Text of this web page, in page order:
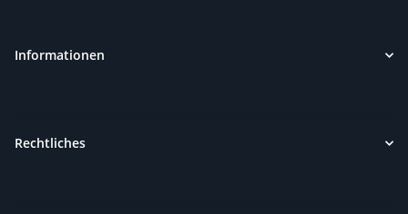
Informationen
Rechtliches